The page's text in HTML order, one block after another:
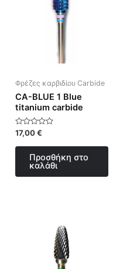
Φρέζες καρβιδίου Carbide
CA-BLUE 1 Blue
titanium carbide
Βαθμολογήθηκε
0
17,00€
Προσθήκη στο
καλάθι